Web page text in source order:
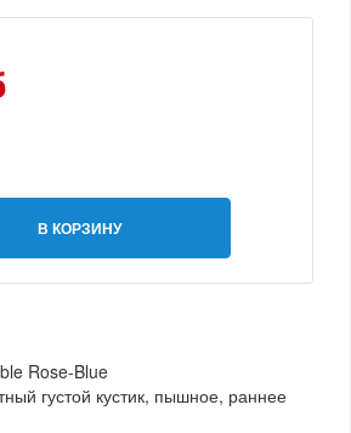
В КОРЗИНУ
Rose-Blue
густой кустик, пышное, раннее